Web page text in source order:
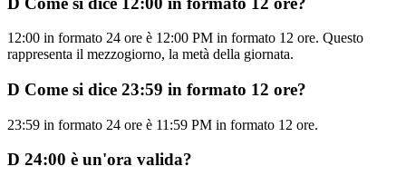
12:00 in formato 24 ore è 12:00 PM in formato 12 ore. Questo
rappresenta il mezzogiorno, la metà della giornata.
D Come si dice 23:59 in formato 12 ore?
23:59 in formato 24 ore è 11:59 PM in formato 12 ore.
D 24:00 è un'ora valida?